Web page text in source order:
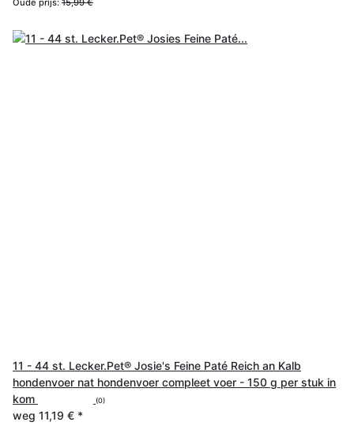
Oude prijs: 15,99 €
11 - 44 st. Lecker.Pet® Josie's Feine Paté Reich an Kalb
hondenvoer nat hondenvoer compleet voer - 150 g per stuk in
kom
(0)
weg 11,19 € *